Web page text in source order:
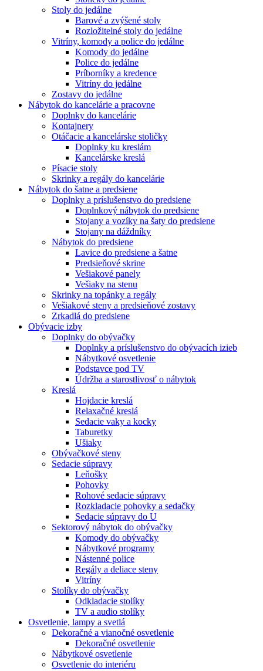
Stoly do jedálne
Barové a zvýšené stoly
Rozložitelné stoly do jedálne
Vitríny, komody a police do jedálne
Komody do jedálne
Police do jedálne
Príborníky a kredence
Vitríny do jedálne
Zostavy do jedálne
Nábytok do kancelárie a pracovne
Doplnky do kancelárie
Kontajnery
Otáčacie a kancelárske stoličky
Doplnky ku kreslám
Kancelárske kreslá
Písacie stoly
Skrinky a regály do kancelárie
Nábytok do šatne a predsiene
Doplnky a príslušenstvo do predsiene
Doplnkový nábytok do predsiene
Stojany a vozíky na šaty do predsiene
Stojany na dáždníky
Nábytok do predsiene
Lavice do predsiene a šatne
Predsieňové skrine
Vešiakové panely
Vešiaky na stenu
Skrinky na topánky a regály
Vešiakové steny a predsieňové zostavy
Zrkadlá do predsiene
Obývacie izby
Doplnky do obývačky
Doplnky a príslušenstvo do obývacích izieb
Nábytkové osvetlenie
Podstavce pod TV
Údržba a starostlivosť o nábytok
Kreslá
Hojdacie kreslá
Relaxačné kreslá
Sedacie vaky a kocky
Taburetky
Ušiaky
Obývačkové steny
Sedacie súpravy
Leňošky
Pohovky
Rohové sedacie súpravy
Rozkladacie pohovky a sedačky
Sedacie súpravy do U
Sektorový nábytok do obývačky
Komody do obývačky
Nábytkové programy
Nástenné police
Regály a deliace steny
Vitríny
Stolíky do obývačky
Odkladacie stolíky
TV a audio stolíky
Osvetlenie, lampy a svetlá
Dekoračné a vianočné osvetlenie
Dekoračné osvetlenie
Nábytkové osvetlenie
Osvetlenie do interiéru